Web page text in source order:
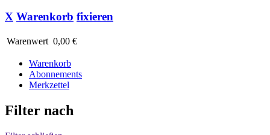
X Warenkorb fixieren
Warenwert 0,00 €
Warenkorb
Abonnements
Merkzettel
Filter nach